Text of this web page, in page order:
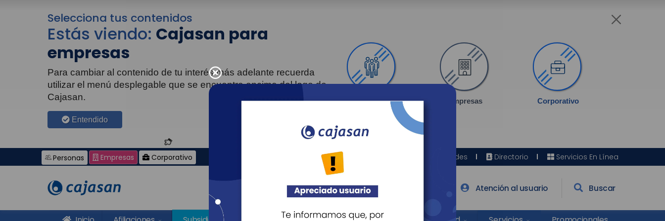
Selecciona tus contenidos
Estás viendo: Cajasan para
empresas
Para cambiar al contenido de tu interés más adelante recuerda
utilizar el menú desplegable que se encuentra encima del logo de
Cajasan.
Entendido
Personas Empresas Corporativo
Personas Empresas Corporativo Sedes Directorio Servicios En Línea
Agéndate Atención al usuario Buscar